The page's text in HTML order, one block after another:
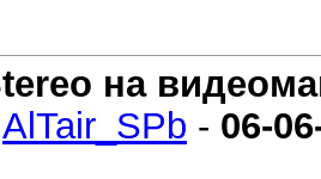
на
AlTair_SPb - 06-